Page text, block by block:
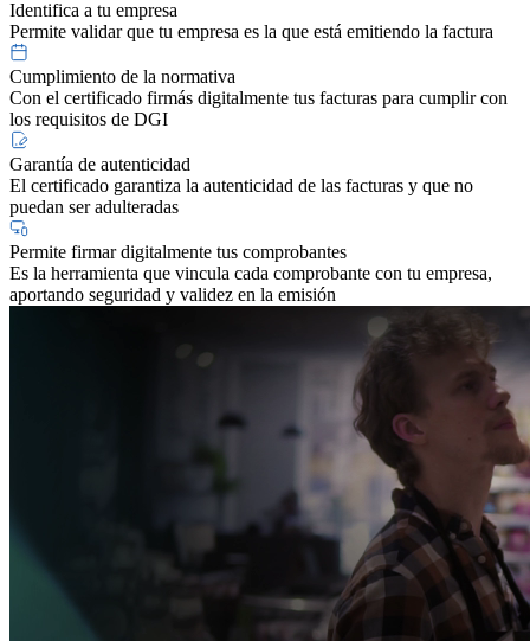
Identifica a tu empresa
Permite validar que tu empresa es la que está emitiendo la factura
Cumplimiento de la normativa
Con el certificado firmás digitalmente tus facturas para cumplir con
los requisitos de DGI
Garantía de autenticidad
El certificado garantiza la autenticidad de las facturas y que no
puedan ser adulteradas
Permite firmar digitalmente tus comprobantes
Es la herramienta que vincula cada comprobante con tu empresa,
aportando seguridad y validez en la emisión